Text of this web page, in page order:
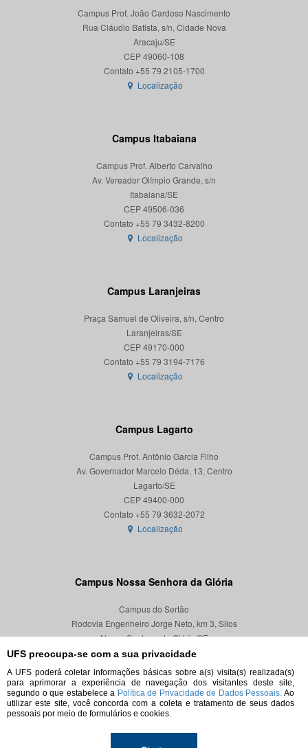
UFS preocupa-se com a sua privacidade
A UFS poderá coletar informações básicas sobre a(s) visita(s) realizada(s)
para aprimorar a experiência de navegação dos visitantes deste site,
segundo o que estabelece a Política de Privacidade de Dados Pessoais. Ao
utilizar este site, você concorda com a coleta e tratamento de seus dados
pessoais por meio de formulários e cookies.
Campus Prof. João Cardoso Nascimento
Rua Cláudio Batista, s/n, Cidade Nova
Aracaju/SE
CEP 49060-108
Localização
Campus Itabaiana
Campus Prof. Alberto Carvalho
Av. Vereador Olímpio Grande, s/n
Itabaiana/SE
CEP 49506-036
Localização
Campus Laranjeiras
Praça Samuel de Oliveira, s/n, Centro
Laranjeiras/SE
CEP 49170-000
Localização
Campus Lagarto
Campus Prof. Antônio Garcia Filho
Av. Governador Marcelo Déda, 13, Centro
Lagarto/SE
CEP 49400-000
Localização
Campus Nossa Senhora da Glória
Campus do Sertão
Rodovia Engenheiro Jorge Neto, km 3, Silos
Nossa Senhora da Glória/SE
CEP 49680-000
Localização